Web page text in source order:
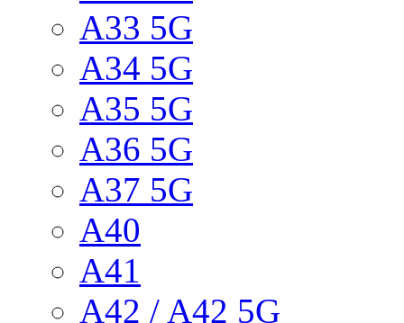
A33 5G
A34 5G
A35 5G
A36 5G
A37 5G
A40
A41
A42 / A42 5G